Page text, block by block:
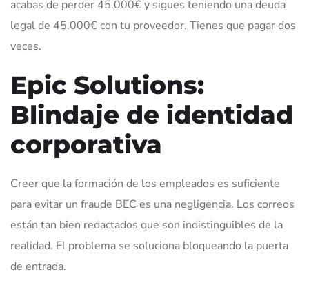
acabas de perder 45.000€ y sigues teniendo una deuda
legal de 45.000€ con tu proveedor. Tienes que pagar dos
veces.
Epic Solutions:
Blindaje de identidad
corporativa
Creer que la formación de los empleados es suficiente
para evitar un fraude BEC es una negligencia. Los correos
están tan bien redactados que son indistinguibles de la
realidad. El problema se soluciona bloqueando la puerta
de entrada.